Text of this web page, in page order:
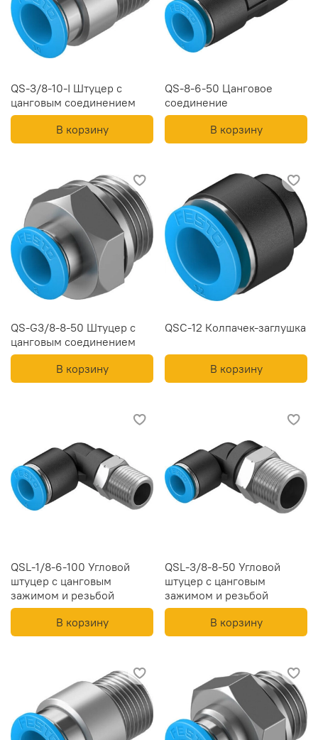
QS-3/8-10-I Штуцер с
цанговым соединением
В корзину
QS-8-6-50 Цанговое
соединение
В корзину
QS-G3/8-8-50 Штуцер с
цанговым соединением
В корзину
QSC-12 Колпачек-заглушка
В корзину
QSL-1/8-6-100 Угловой
штуцер с цанговым
зажимом и резьбой
В корзину
QSL-3/8-8-50 Угловой
штуцер с цанговым
зажимом и резьбой
В корзину